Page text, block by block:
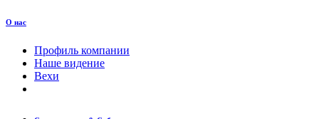
О нас
Профиль компании
Наше видение
Вехи